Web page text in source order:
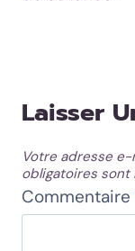
Laisser
Votre adresse
obligatoires
Commentaire